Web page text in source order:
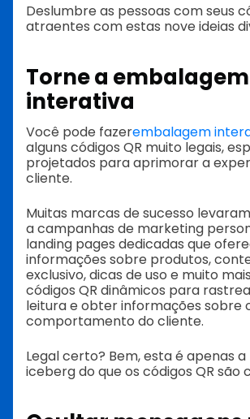
Deslumbre as pessoas com seus
atraentes com estas nove ideias
Torne a embalagem
interativa
Você pode fazerembalagem
alguns códigos QR muito legais,
projetados para aprimorar a
cliente.
Muitas marcas de sucesso
a campanhas de marketing
landing pages dedicadas que
informações sobre produtos,
exclusivo, dicas de uso e muito
códigos QR dinâmicos para
leitura e obter informações sobre
comportamento do cliente.
Legal certo? Bem, esta é apenas
iceberg do que os códigos QR são